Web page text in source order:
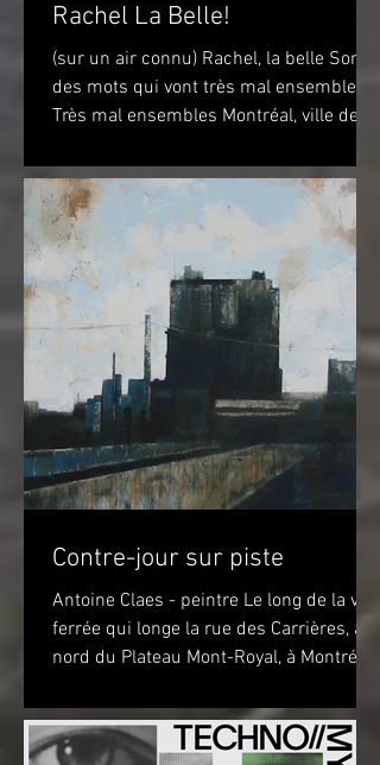
Rachel La Belle!
(sur un air connu) Rachel, la belle Sont
des mots qui vont très mal ensembles
Très mal ensembles Montréal, ville de
Contre-jour sur piste
Antoine Claes - peintre Le long de la voie
ferrée qui longe la rue des Carrières, au
nord du Plateau Mont-Royal, à Montréal,